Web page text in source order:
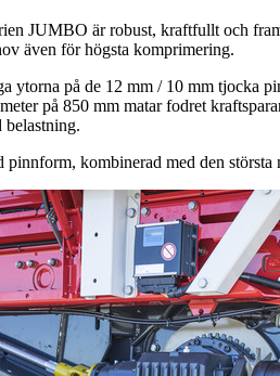
JUMBO är robust, kraftfullt och
även för högsta komprimering.
ytorna på de 12 mm / 10 mm tjocka
på 850 mm matar fodret
belastning.
pinnform, kombinerad med den